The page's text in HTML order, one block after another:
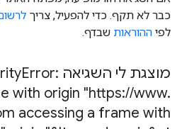
כבר לא תקף. כדי להפעיל, צריך
לפי ההוראות שבדף.
מוצגת לי השגיאה uncaught Security Error:
with origin "https://www.
accessing a frame with